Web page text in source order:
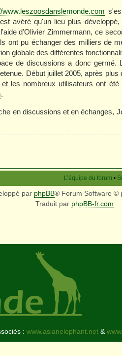
www.leszoosdanslemonde.com
avéré qu'un lieu plus
d'Olivier Zimmermann, ce
ont pu échanger des milliers de
globale des différentes
de discussions a donc germé.
Début juillet 2005, après
les nombreux utilisateurs ont
.
en discussions et en échanges,
L’équipe du forum •
par phpBB® Forum Software ©
Traduit par phpBB-fr.com
: www.asianelephant.net&